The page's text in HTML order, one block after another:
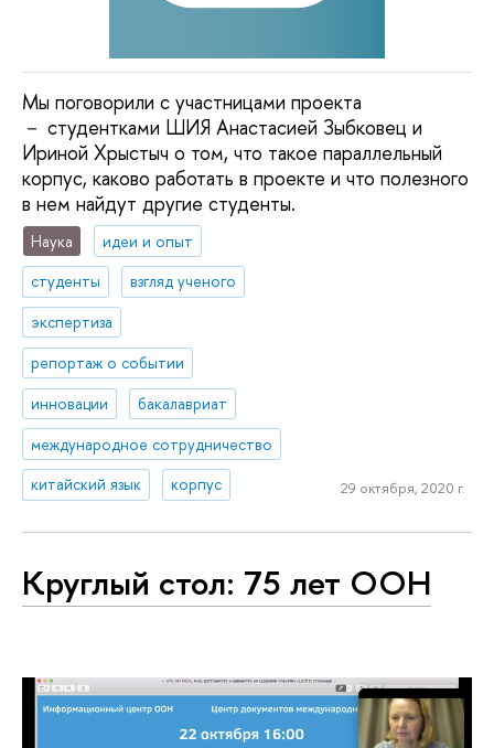
Мы поговорили с участницами проекта
－ студентками ШИЯ Анастасией Зыбковец и
Ириной Хрыстыч о том, что такое параллельный
корпус, каково работать в проекте и что полезного
в нем найдут другие студенты.
Наука
идеи и опыт
студенты
взгляд ученого
экспертиза
репортаж о событии
инновации
бакалавриат
международное сотрудничество
китайский язык
корпус 29 октября, 2020 г.
Круглый стол: 75 лет ООН